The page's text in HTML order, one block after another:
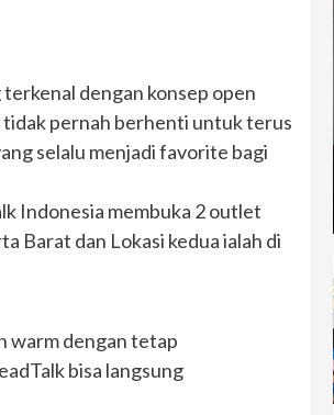
dengan konsep open
pernah berhenti untuk terus
selalu menjadi favorite bagi
Indonesia membuka 2 outlet
Barat dan Lokasi kedua ialah di
warm dengan tetap
bisa langsung